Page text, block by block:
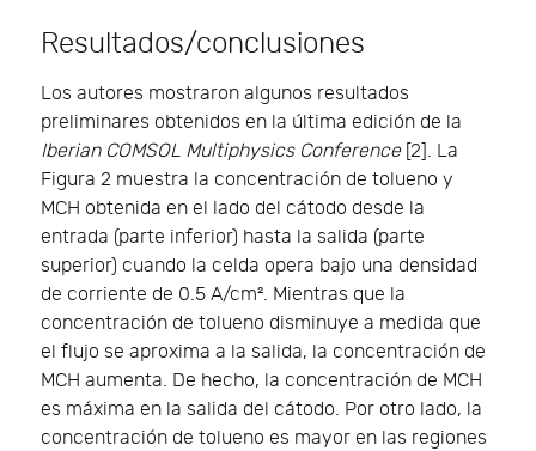
Resultados/conclusiones
Los autores mostraron algunos resultados
preliminares obtenidos en la última edición de la
Iberian COMSOL Multiphysics Conference[2]. La
Figura 2 muestra la concentración de tolueno y
MCH obtenida en el lado del cátodo desde la
entrada (parte inferior) hasta la salida (parte
superior) cuando la celda opera bajo una densidad
de corriente de 0.5 A/cm². Mientras que la
concentración de tolueno disminuye a medida que
el flujo se aproxima a la salida, la concentración de
MCH aumenta. De hecho, la concentración de MCH
es máxima en la salida del cátodo. Por otro lado, la
concentración de tolueno es mayor en las regiones